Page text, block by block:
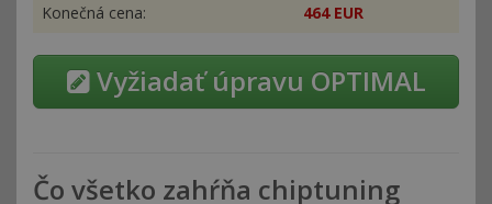
Konečná cena:
464 EUR
Vyžiadať úpravu OPTIMAL
Čo všetko zahŕňa chiptuning